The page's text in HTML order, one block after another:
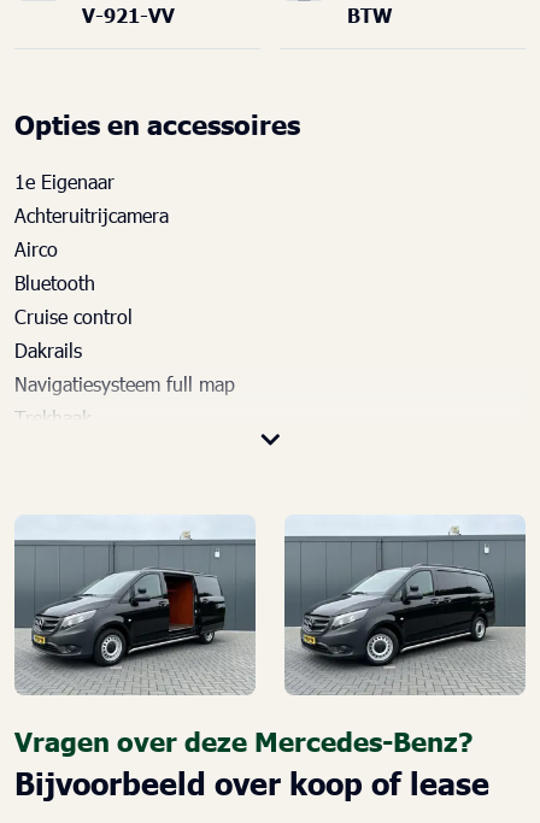
V-921-VV BTW
Opties en accessoires
1e Eigenaar
Achteruitrijcamera
Airco
Bluetooth
Cruise control
Dakrails
Navigatiesysteem full map
Trekhaak
Airbag bestuurder
Airbag passagier
Alarm klasse 1(startblokkering)
Anti Blokkeer Systeem
Anti doorSlip Regeling
Bandenspanningscontrolesysteem
Centrale vergrendeling met afstandsbediening
Dimlichten automatisch
Vragen over deze Mercedes-Benz?
Bijvoorbeeld over koop of lease